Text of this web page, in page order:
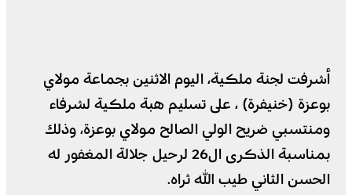
أشرفت لجنة ملكية، اليوم الاثنين بجماعة مولاي
بوعزة (خنيفرة) ، على تسليم هبة ملكية لشرفاء
ومنتسبي ضريح الولي الصالح مولاي بوعزة، وذلك
بمناسبة الذكرى ال26 لرحيل جلالة المغفور له
الحسن الثاني طيب الله ثراه.